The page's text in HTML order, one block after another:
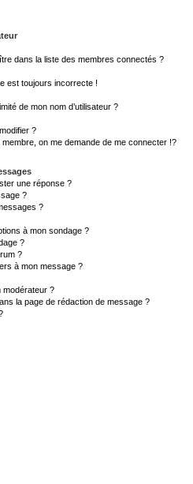
dans la liste des membres connectés ?
est toujours incorrecte !
de mon nom d’utilisateur ?
?
membre, on me demande de me connecter !?
une réponse ?
?
?
à mon sondage ?
?
?
à mon message ?
modérateur ?
la page de rédaction de message ?